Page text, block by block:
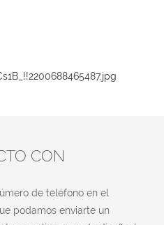
CON
de teléfono en el
podamos enviarte un